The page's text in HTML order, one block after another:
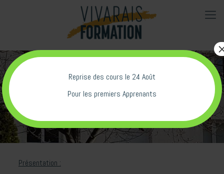
Présentation :
Reprise des cours le 24 Août
Pour les premiers Apprenants